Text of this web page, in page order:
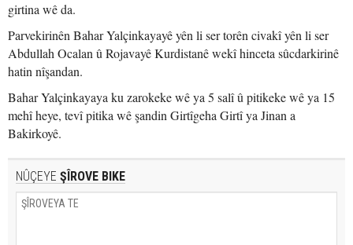
girtina wê da.
Parvekirinên Bahar Yalçinkayayê yên li ser torên civakî yên li ser
Abdullah Ocalan û Rojavayê Kurdistanê wekî hinceta sûcdarkirinê
hatin nîşandan.
Bahar Yalçinkayaya ku zarokeke wê ya 5 salî û pitikeke wê ya 15
mehî heye, tevî pitika wê şandin Girtîgeha Girtî ya Jinan a
Bakirkoyê.
NÛÇEYE ŞÎROVE BIKE